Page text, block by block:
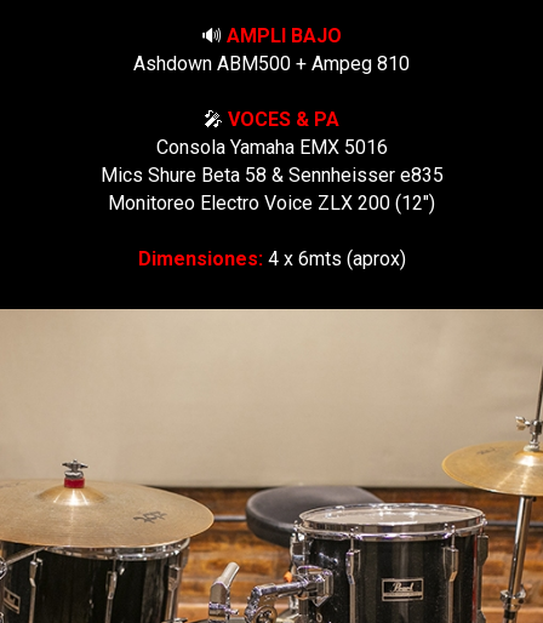
🔊 AMPLI BAJO
Ashdown ABM500 + Ampeg 810
🎤 VOCES & PA
Consola Yamaha EMX 5016
Mics Shure Beta 58 & Sennheisser e835
Monitoreo Electro Voice ZLX 200 (12")
Dimensiones:4 x 6mts (aprox)